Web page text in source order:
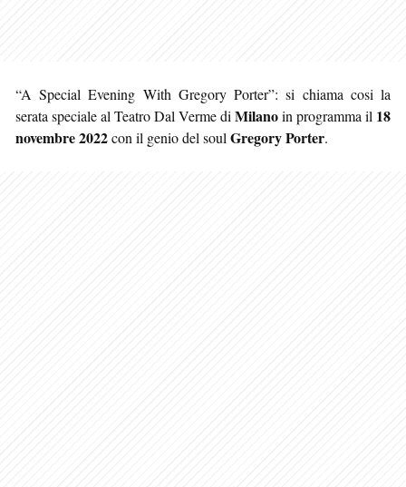
“A Special Evening With Gregory Porter”: si chiama cosi la
serata speciale al Teatro Dal Verme di Milanoin programma il 18
novembre 2022con il genio del soul Gregory Porter.